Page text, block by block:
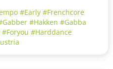
#Early #Frenchcore
#Hakken #Gabba
#Foryou #Harddance